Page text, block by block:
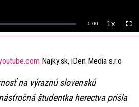
Remaining
-0:00 1xPlayback
Rate
Najky.sk, iDen Media s.r.o
na výraznú slovenskú
študentka herectva prišla